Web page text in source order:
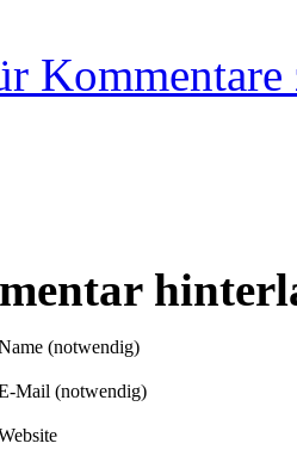
(notwendig)
Mail (notwendig)